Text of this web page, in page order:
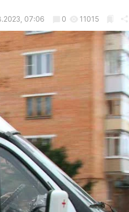
07:06 0 11015